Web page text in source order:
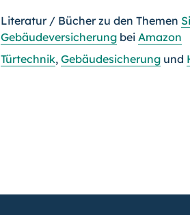
Literatur / Bücher zu den Themen
Gebäudeversicherung bei Amazon
Türtechnik, Gebäudesicherung und